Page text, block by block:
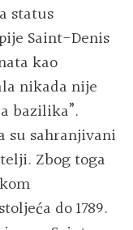
status
Saint-Denis
kao
nikada nije
bazilika”.
su sahranjivani
Zbog toga
do 1789.